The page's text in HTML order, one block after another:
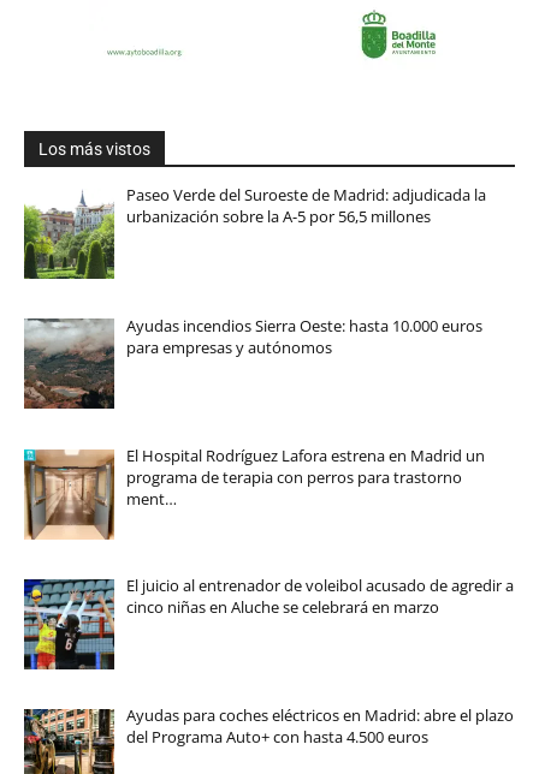
Los más vistos
Paseo Verde del Suroeste de Madrid: adjudicada la
urbanización sobre la A-5 por 56,5 millones
Ayudas incendios Sierra Oeste: hasta 10.000 euros
para empresas y autónomos
El Hospital Rodríguez Lafora estrena en Madrid un
programa de terapia con perros para trastorno
ment…
El juicio al entrenador de voleibol acusado de agredir a
cinco niñas en Aluche se celebrará en marzo
Ayudas para coches eléctricos en Madrid: abre el plazo
del Programa Auto+ con hasta 4.500 euros